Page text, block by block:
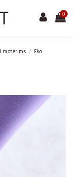
0
moterims
Eko